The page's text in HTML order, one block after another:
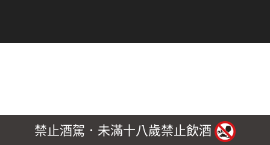
禁止酒駕．未滿十八歲禁止飲酒